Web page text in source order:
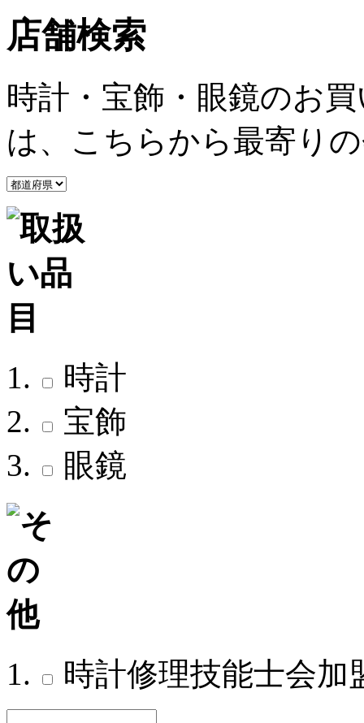
店舗検索
時計・宝飾・眼鏡のお
は、こちらから最寄り
時計
宝飾
眼鏡
時計修理技能士会加